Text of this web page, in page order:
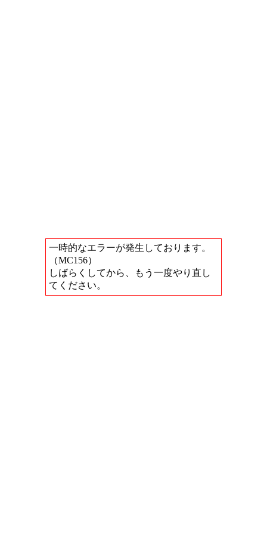
一時的なエラーが発生しております。
（MC156）
しばらくしてから、もう一度やり直し
てください。